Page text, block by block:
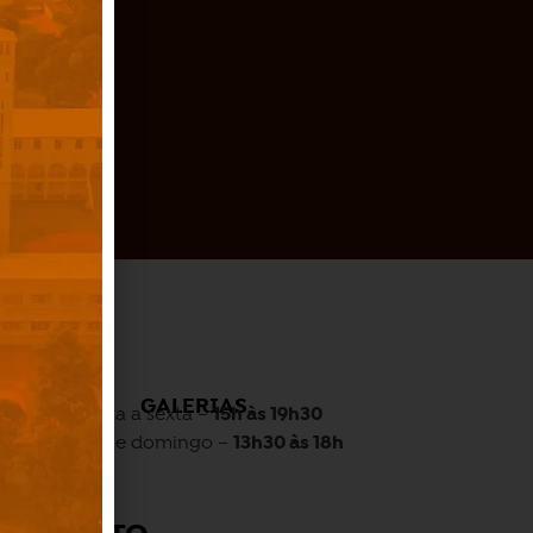
GALERIAS
Quarta a sexta –15h às 19h30
Sábado e domingo –13h30 às 18h